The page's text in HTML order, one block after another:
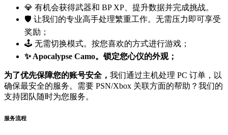
💎 有机会获得武器和 BP XP、提升数据并完成挑战。
🛡️ 让我们的专业高手处理繁重工作。无需压力即可享受
奖励；
🕹️ 无需切换模式。按您喜欢的方式进行游戏；
✨Apocalypse Camo。锁定您心仪的外观；
为了优先保障您的账号安全， 我们通过主机处理 PC 订单，以
确保最安全的服务。需要 PSN/Xbox 关联方面的帮助？我们的
支持团队随时为您服务。
服务流程